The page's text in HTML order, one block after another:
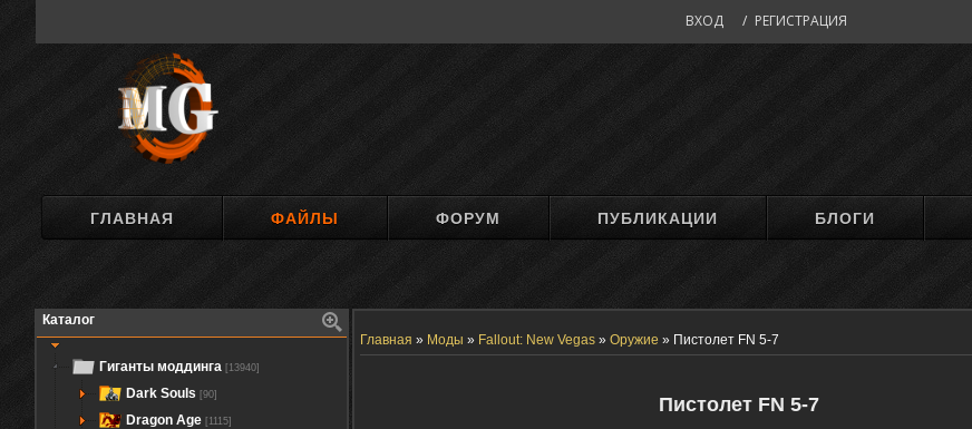
ВХОД / РЕГИСТРАЦИЯ
ГЛАВНАЯ ФАЙЛЫ ФОРУМ ПУБЛИКАЦИИ БЛОГИ
Каталог
Гиганты моддинга [13940]
Dark Souls [90]
Dragon Age [1115]
Главная » Моды » Fallout: New Vegas » Оружие » Пистолет FN 5-7
Пистолет FN 5-7